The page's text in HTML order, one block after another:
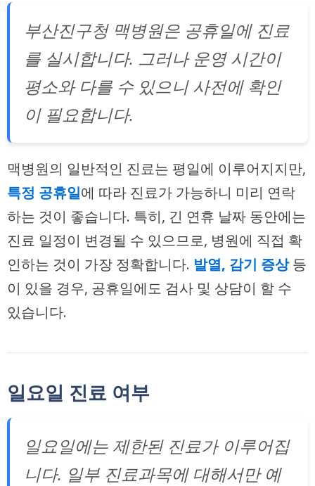
부산진구청 맥병원은 공휴일에 진료
를 실시합니다. 그러나 운영 시간이
평소와 다를 수 있으니 사전에 확인
이 필요합니다.
맥병원의 일반적인 진료는 평일에 이루어지지만,
특정 공휴일에 따라 진료가 가능하니 미리 연락
하는 것이 좋습니다. 특히, 긴 연휴 날짜 동안에는
진료 일정이 변경될 수 있으므로, 병원에 직접 확
인하는 것이 가장 정확합니다. 발열, 감기 증상등
이 있을 경우, 공휴일에도 검사 및 상담이 할 수
있습니다.
일요일 진료 여부
일요일에는 제한된 진료가 이루어집
니다. 일부 진료과목에 대해서만 예